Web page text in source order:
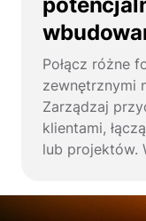
Połącz różne
zewnętrznymi
Zarządzaj
klientami,
lub projektów.